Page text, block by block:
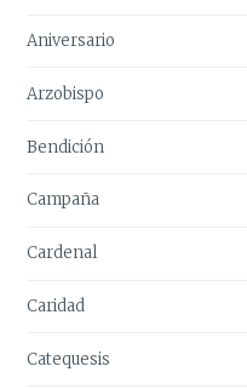
Aniversario
Arzobispo
Bendición
Campaña
Cardenal
Caridad
Catequesis